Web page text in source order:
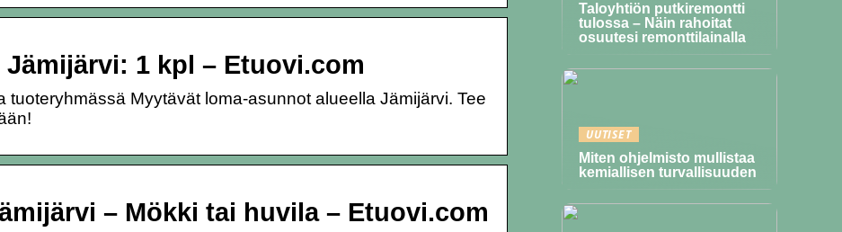
1 kpl – Etuovi.com
tuoteryhmässä Myytävät loma-asunnot alueella Jämijärvi. Tee
– Mökki tai huvila – Etuovi.com
Taloyhtiön putkiremontti
tulossa – Näin rahoitat
osuutesi remonttilainalla
UUTISET
Miten ohjelmisto mullistaa
kemiallisen turvallisuuden